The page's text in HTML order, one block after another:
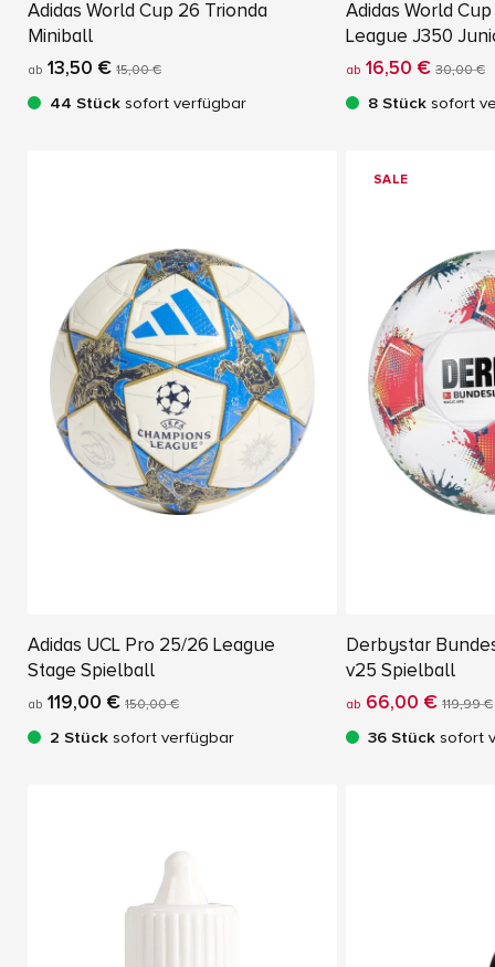
Adidas World Cup 26 Trionda
Miniball
ab 13,50 € 15,00 €
44 Stück sofort verfügbar
Adidas World
League J350
ab 16,50 € 30,00 €
8 Stück sofort
Adidas UCL Pro 25/26 League
Stage Spielball
ab 119,00 € 150,00 €
2 Stück sofort verfügbar
SALE
Derbystar
v25 Spielball
ab 66,00 € 119,99 €
36 Stück sofort